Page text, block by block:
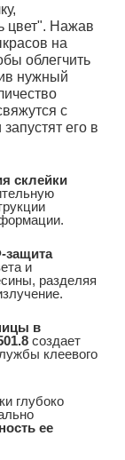
цвет". Нажав
на
облегчить
нужный
с
его в
склейки
защита
и
разделяя
в
создает
клеевого
глубоко
ее